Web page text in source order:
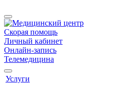
Скорая помощь
Личный кабинет
Онлайн-запись
Телемедицина
Услуги